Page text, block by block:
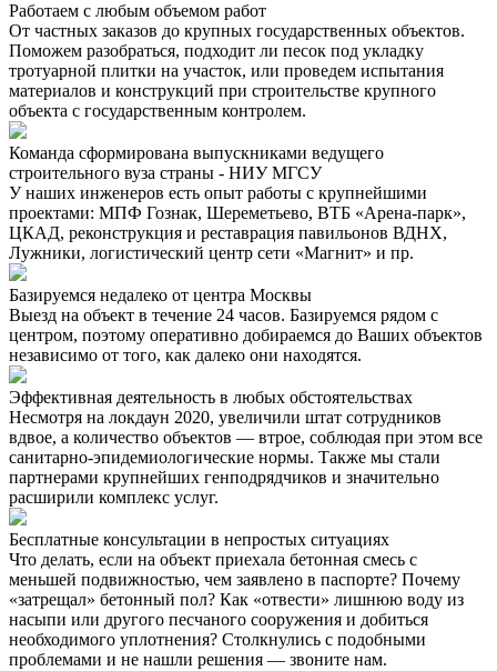
Работаем с любым объемом работ
От частных заказов до крупных государственных объектов.
Поможем разобраться, подходит ли песок под укладку
тротуарной плитки на участок, или проведем испытания
материалов и конструкций при строительстве крупного
объекта с государственным контролем.
Команда сформирована выпускниками ведущего
строительного вуза страны - НИУ МГСУ
У наших инженеров есть опыт работы с крупнейшими
проектами: МПФ Гознак, Шереметьево, ВТБ «Арена-парк»,
ЦКАД, реконструкция и реставрация павильонов ВДНХ,
Лужники, логистический центр сети «Магнит» и пр.
Базируемся недалеко от центра Москвы
Выезд на объект в течение 24 часов. Базируемся рядом с
центром, поэтому оперативно добираемся до Ваших объектов
независимо от того, как далеко они находятся.
Эффективная деятельность в любых обстоятельствах
Несмотря на локдаун 2020, увеличили штат сотрудников
вдвое, а количество объектов — втрое, соблюдая при этом все
санитарно-эпидемиологические нормы. Также мы стали
партнерами крупнейших генподрядчиков и значительно
расширили комплекс услуг.
Бесплатные консультации в непростых ситуациях
Что делать, если на объект приехала бетонная смесь с
меньшей подвижностью, чем заявлено в паспорте? Почему
«затрещал» бетонный пол? Как «отвести» лишнюю воду из
насыпи или другого песчаного сооружения и добиться
необходимого уплотнения? Столкнулись с подобными
проблемами и не нашли решения — звоните нам.